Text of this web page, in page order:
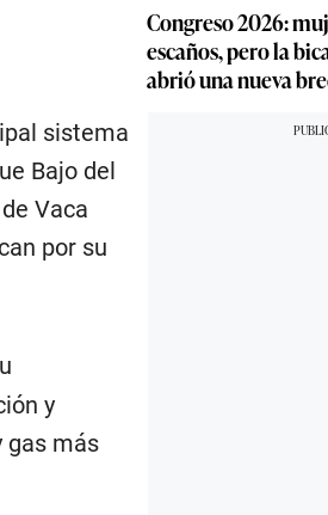
sistema
Bajo del
Vaca
por su
y
gas más
Congreso 2026:
escaños, pero la
abrió una nueva